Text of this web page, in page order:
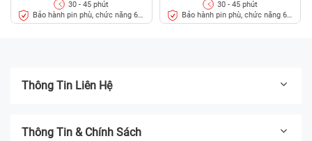
30 - 45 phút
Bảo hành pin phù, chức năng 6
tháng
30 - 45 phút
Bảo hành pin phù, chức năng 6
tháng
Thông Tin Liên Hệ
Thông Tin & Chính Sách